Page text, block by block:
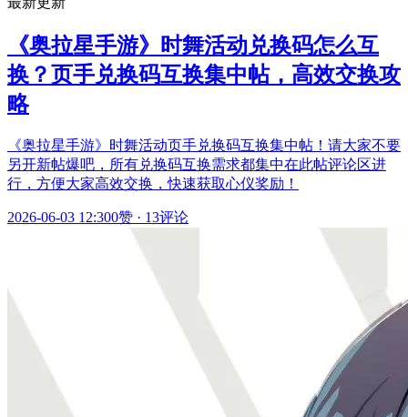
《奥拉星手游》时舞活动兑换码怎么互
换？页手兑换码互换集中帖，高效交换攻
略
《奥拉星手游》时舞活动页手兑换码互换集中帖！请大家不要
另开新帖爆吧，所有兑换码互换需求都集中在此帖评论区进
行，方便大家高效交换，快速获取心仪奖励！
2026-06-03 12:300赞 · 13评论